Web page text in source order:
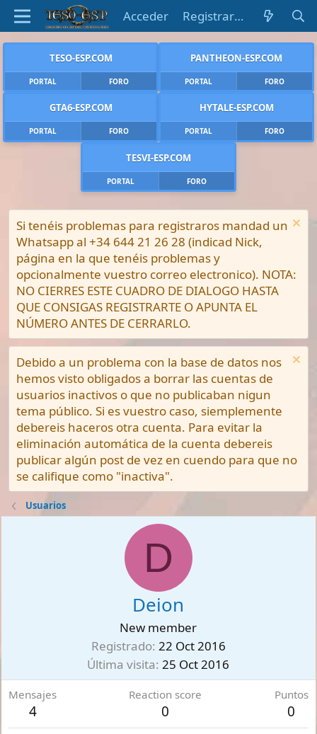
Acceder Registrarse
TESO-ESP.COM
PORTAL FORO
PANTHEON-ESP.COM
PORTAL FORO
GTA6-ESP.COM
PORTAL FORO
HYTALE-ESP.COM
PORTAL FORO
TESVI-ESP.COM
PORTAL FORO
Si tenéis problemas para registraros mandad un
Whatsapp al +34 644 21 26 28 (indicad Nick,
página en la que tenéis problemas y
opcionalmente vuestro correo electronico). NOTA:
NO CIERRES ESTE CUADRO DE DIALOGO HASTA
QUE CONSIGAS REGISTRARTE O APUNTA EL
NÚMERO ANTES DE CERRARLO.
Debido a un problema con la base de datos nos
hemos visto obligados a borrar las cuentas de
usuarios inactivos o que no publicaban nigun
tema público. Si es vuestro caso, siemplemente
debereis haceros otra cuenta. Para evitar la
eliminación automática de la cuenta debereis
publicar algún post de vez en cuendo para que no
se califique como "inactiva".
Usuarios
D
Deion
New member
Registrado 22 Oct 2016
Última visita 25 Oct 2016
Mensajes
4
Reaction score
0
Puntos
0